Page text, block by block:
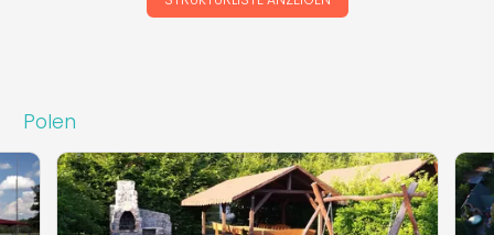
Polen